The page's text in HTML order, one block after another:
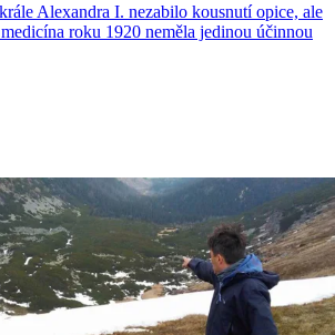
Alexandra I. nezabilo kousnutí opice, ale
roku 1920 neměla jedinou účinnou